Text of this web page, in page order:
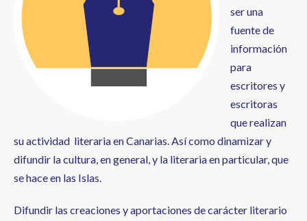
ser una
fuente de
información
para
escritores y
escritoras
que realizan
su actividad literaria en Canarias. Así como dinamizar y
difundir la cultura, en general, y la literaria en particular, que
se hace en las Islas.
Difundir las creaciones y aportaciones de carácter literario